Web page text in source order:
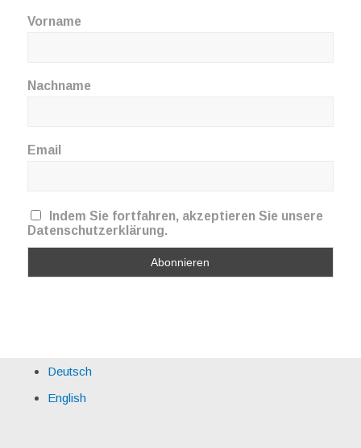
Vorname
Nachname
Email
Indem Sie fortfahren, akzeptieren Sie unsere
Datenschutzerklärung.
Deutsch
English